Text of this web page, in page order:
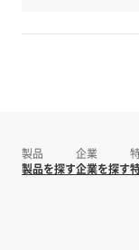
製品
製品を探す
企業
企業を探す